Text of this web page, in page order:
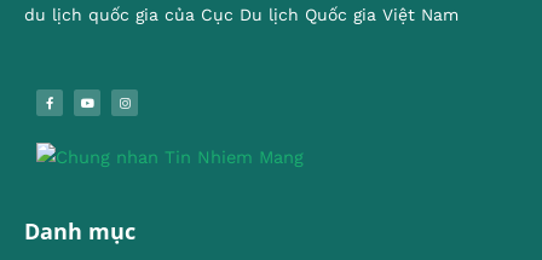
du lịch quốc gia của Cục Du lịch Quốc gia Việt Nam
Danh mục